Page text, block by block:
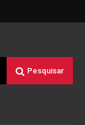
Pesquisar